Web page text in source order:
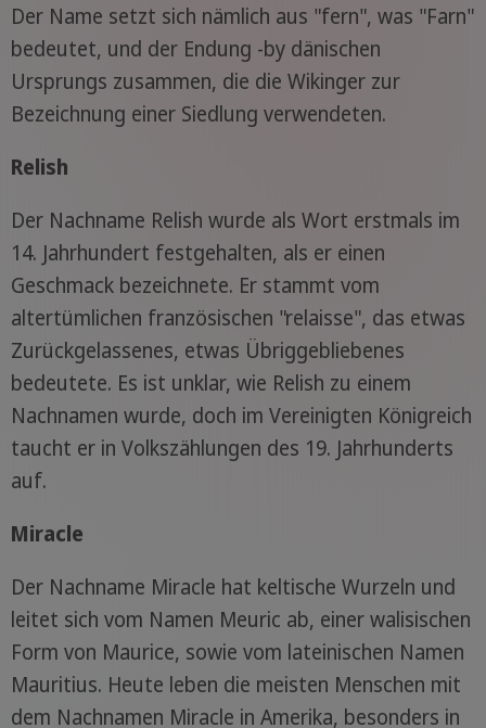
Der Name setzt sich nämlich aus "fern", was "Farn"
bedeutet, und der Endung -by dänischen
Ursprungs zusammen, die die Wikinger zur
Bezeichnung einer Siedlung verwendeten.
Relish
Der Nachname Relish wurde als Wort erstmals im
14. Jahrhundert festgehalten, als er einen
Geschmack bezeichnete. Er stammt vom
altertümlichen französischen "relaisse", das etwas
Zurückgelassenes, etwas Übriggebliebenes
bedeutete. Es ist unklar, wie Relish zu einem
Nachnamen wurde, doch im Vereinigten Königreich
taucht er in Volkszählungen des 19. Jahrhunderts
auf.
Miracle
Der Nachname Miracle hat keltische Wurzeln und
leitet sich vom Namen Meuric ab, einer walisischen
Form von Maurice, sowie vom lateinischen Namen
Mauritius. Heute leben die meisten Menschen mit
dem Nachnamen Miracle in Amerika, besonders in